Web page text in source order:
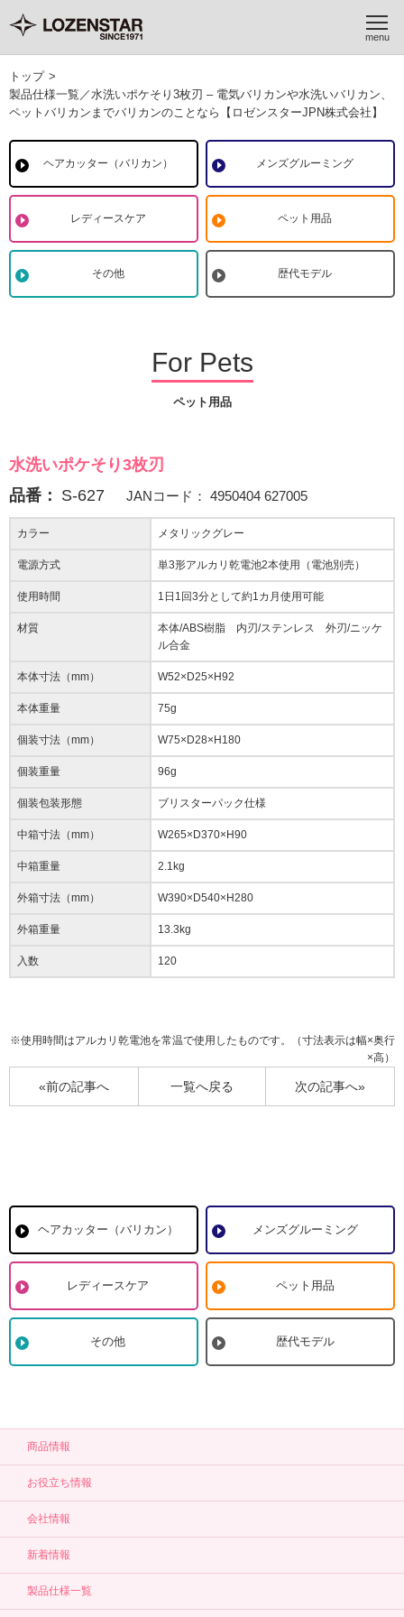
トップ >
製品仕様一覧／水洗いポケそり3枚刃 – 電気バリカンや水洗いバリカン、
ペットバリカンまでバリカンのことなら【ロゼンスターJPN株式会社】
ヘアカッター（バリカン） メンズグルーミング
レディースケア ペット用品
その他 歴代モデル
For Pets
ペット用品
水洗いポケそり3枚刃
品番： S-627 JANコード： 4950404 627005
カラー メタリックグレー
電源方式 単3形アルカリ乾電池2本使用（電池別売）
使用時間 1日1回3分として約1カ月使用可能
材質
本体/ABS樹脂 内刃/ステンレス 外刃/ニッケ
ル合金
本体寸法（mm） W52×D25×H92
本体重量 75g
個装寸法（mm） W75×D28×H180
個装重量 96g
個装包装形態 ブリスターパック仕様
中箱寸法（mm） W265×D370×H90
中箱重量 2.1kg
外箱寸法（mm） W390×D540×H280
外箱重量 13.3kg
入数 120
※使用時間はアルカリ乾電池を常温で使用したものです。（寸法表示は幅×奥行
×高）
«前の記事へ 次の記事へ»
一覧へ戻る
ヘアカッター（バリカン） メンズグルーミング
レディースケア ペット用品
その他 歴代モデル
商品情報
お役立ち情報
会社情報
新着情報
製品仕様一覧